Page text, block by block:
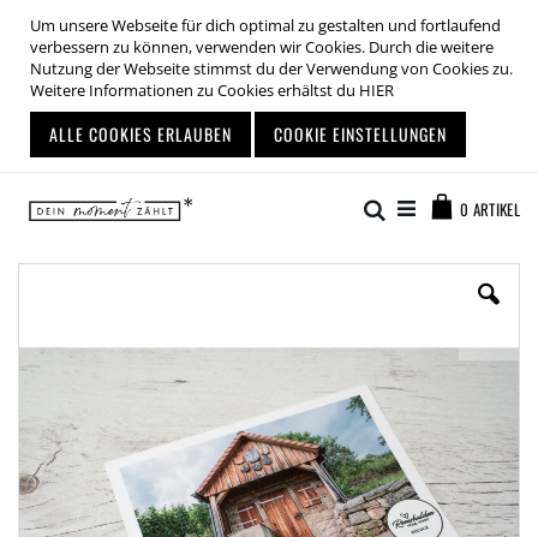
Um unsere Webseite für dich optimal zu gestalten und fortlaufend
verbessern zu können, verwenden wir Cookies. Durch die weitere
Nutzung der Webseite stimmst du der Verwendung von Cookies zu.
Weitere Informationen zu Cookies erhältst du HIER
ALLE COOKIES ERLAUBEN COOKIE EINSTELLUNGEN
Inhalt
springen
0 ARTIKEL
Suche
springen